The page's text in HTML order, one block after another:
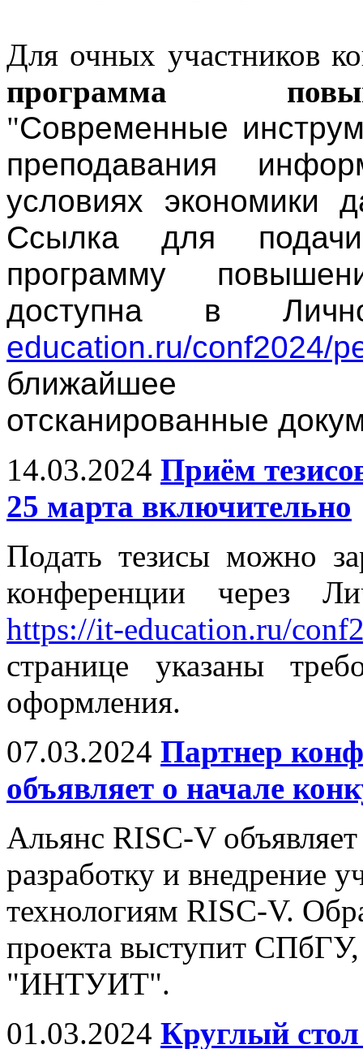
Для очных участников
программа
"Современные
преподавания
условиях экономики
Ссылка для
программу
доступна в
education.ru/conf2024/
ближайшее
отсканированные
14.03.2024 Приём
25 марта включительно
Подать тезисы можно
конференции через
https://it-education.ru/
странице указаны
оформления.
07.03.2024 Партнер
объявляет о начале
Альянс RISC-V
разработку и внедрение
технологиям RISC-V.
проекта выступит
"ИНТУИТ".
01.03.2024 Круглый стол